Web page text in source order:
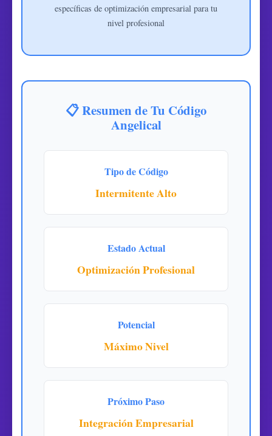
específicas de optimización empresarial para tu
nivel profesional
📋 Resumen de Tu Código
Angelical
Tipo de Código
Intermitente Alto
Estado Actual
Optimización Profesional
Potencial
Máximo Nivel
Próximo Paso
Integración Empresarial